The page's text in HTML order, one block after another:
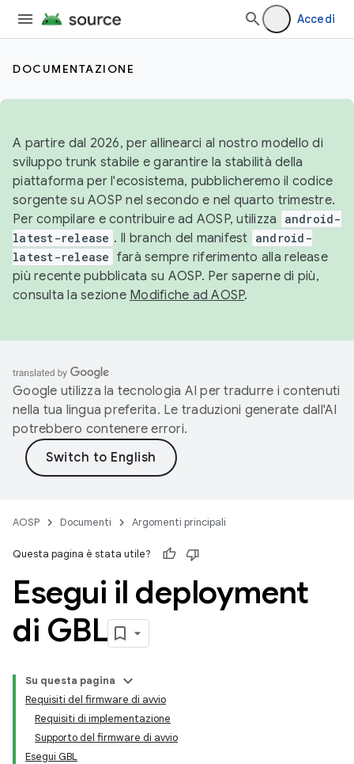
Accedi
DOCUMENTAZIONE
A partire dal 2026, per allinearci al nostro modello di
sviluppo trunk stabile e garantire la stabilità della
piattaforma per l'ecosistema, pubblicheremo il codice
sorgente su AOSP nel secondo e nel quarto trimestre.
Per compilare e contribuire ad AOSP, utilizza
android-
latest-release . Il branch del manifest android-
latest-release farà sempre riferimento alla release
più recente pubblicata su AOSP. Per saperne di più,
consulta la sezione Modifiche ad AOSP.
Google utilizza la tecnologia AI per tradurre i contenuti
nella tua lingua preferita. Le traduzioni generate dall'AI
potrebbero contenere errori.
AOSP Documenti Argomenti principali
Questa pagina è stata utile?
Esegui il deployment
di GBL
Su questa pagina
Requisiti del firmware di avvio
Requisiti di implementazione
Supporto del firmware di avvio
Esegui GBL